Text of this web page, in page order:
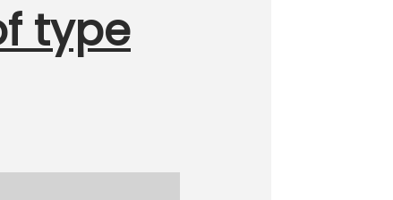
type